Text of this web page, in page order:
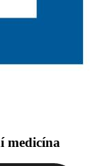
medicína